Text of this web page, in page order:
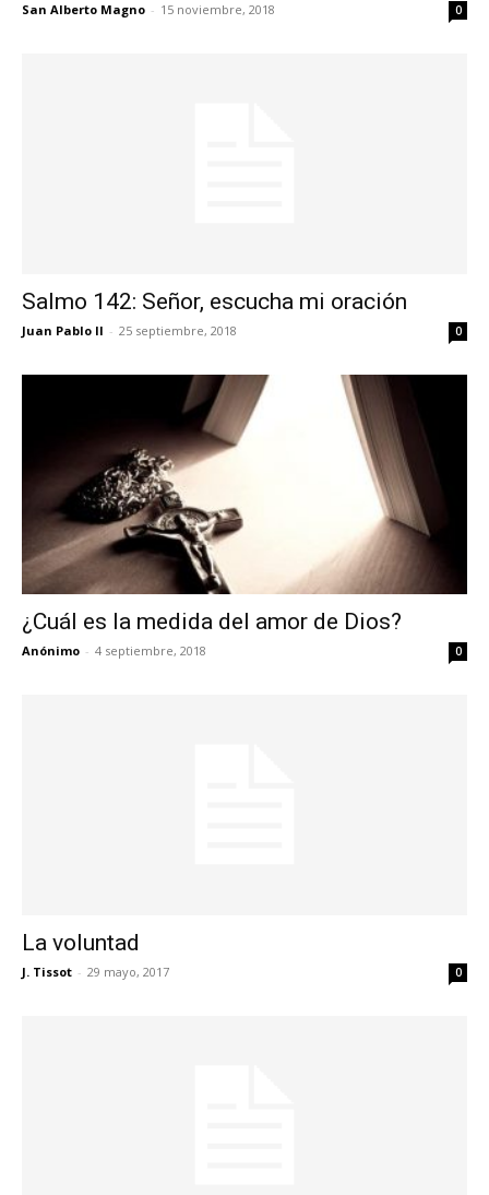
San Alberto Magno - 15 noviembre, 2018 0
Salmo 142: Señor, escucha mi oración
Juan Pablo II - 25 septiembre, 2018 0
¿Cuál es la medida del amor de Dios?
Anónimo - 4 septiembre, 2018 0
La voluntad
J. Tissot - 29 mayo, 2017 0